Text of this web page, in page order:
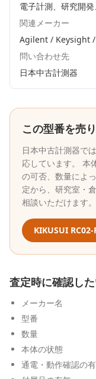
電子計測、研究開
関連メーカー
Agilent / Keysight /
問い合わせ先
日本中古計測器
この型番を売
日本中古計測器では
応しています。 本
の可否、数量によ
定から、研究室・
相談いただけます。
KIKUSUI
査定時に確認し
メーカー名
型番
数量
本体の状態
通電・動作確認の